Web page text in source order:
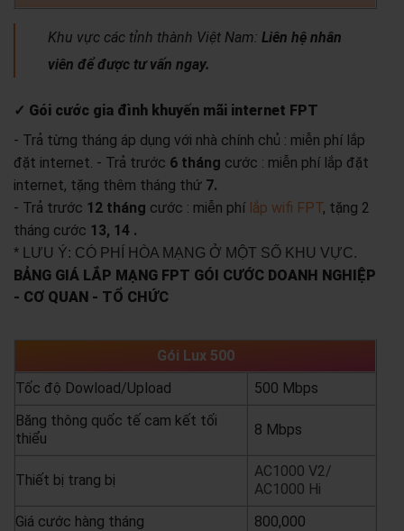
Khu vực các tỉnh thành Việt Nam: Liên hệ nhân
viên để được tư vấn ngay.
✓ Gói cước gia đình khuyến mãi internet FPT
- Trả từng tháng áp dụng với nhà chính chủ : miễn phí lắp
đặt internet. - Trả trước 6 tháng cước : miễn phí lắp đặt
internet, tặng thêm tháng thứ 7.
- Trả trước 12 tháng cước : miễn phí lắp wifi FPT, tặng 2
tháng cước 13, 14 .
* LƯU Ý: CÓ PHÍ HÒA MẠNG Ở MỘT SỐ KHU VỰC.
BẢNG GIÁ LẮP MẠNG FPT GÓI CƯỚC DOANH NGHIỆP
- CƠ QUAN - TỔ CHỨC
Gói Lux 500
Tốc độ Dowload/Upload
500 Mbps
Băng thông quốc tế cam kết tối
thiểu
8 Mbps
Thiết bị trang bị
AC1000 V2/
AC1000 Hi
Giá cước hàng tháng
800,000